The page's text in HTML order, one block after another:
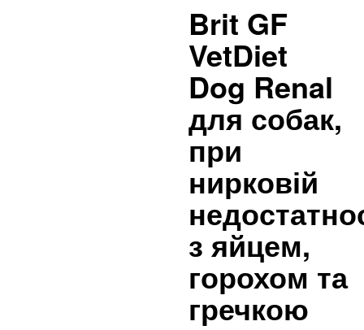
Brit GF
VetDiet
Dog Renal
для собак,
при
нирковій
з яйцем,
горохом та
гречкою